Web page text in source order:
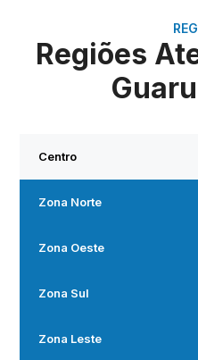
Regiões
Centro
Zona Norte
Zona Oeste
Zona Sul
Zona Leste